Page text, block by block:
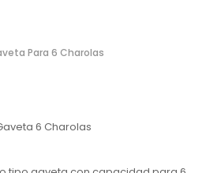
Para 6 Charolas
6 Charolas